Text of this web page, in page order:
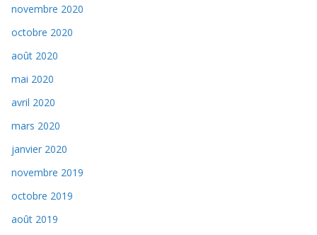
novembre 2020
octobre 2020
août 2020
mai 2020
avril 2020
mars 2020
janvier 2020
novembre 2019
octobre 2019
août 2019